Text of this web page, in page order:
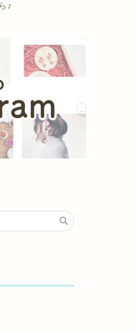
♪